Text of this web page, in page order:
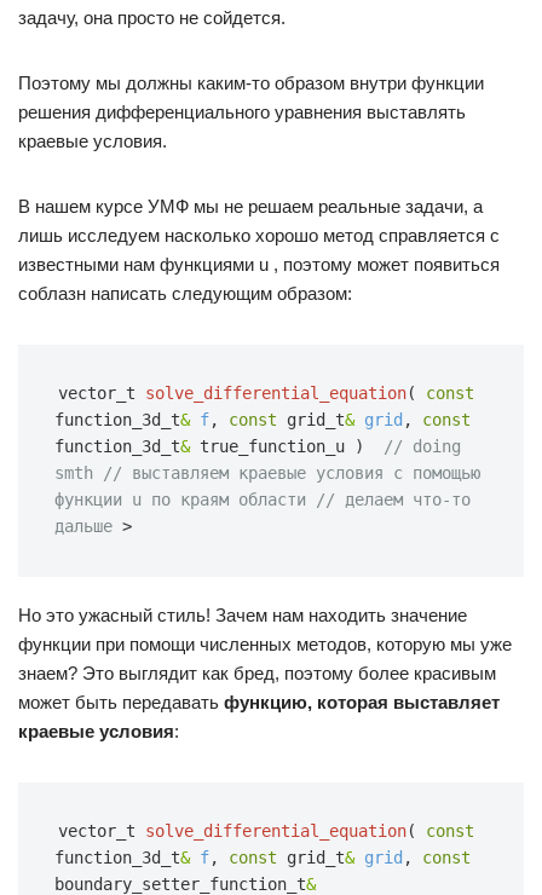
задачу, она просто не сойдется.
Поэтому мы должны каким-то образом внутри функции
решения дифференциального уравнения выставлять
краевые условия.
В нашем курсе УМФ мы не решаем реальные задачи, а
лишь исследуем насколько хорошо метод справляется с
известными нам функциями u , поэтому может появиться
соблазн написать следующим образом:
vector_t solve_differential_equation(
const
function_3d_t& f, const grid_t& grid ,
const
function_3d_t& true_function_u )
// doing
smth
// выставляем краевые условия с помощью
функции u по краям области
// делаем что-то
дальше >
Но это ужасный стиль! Зачем нам находить значение
функции при помощи численных методов, которую мы уже
знаем? Это выглядит как бред, поэтому более красивым
может быть передавать функцию, которая выставляет
краевые условия:
vector_t solve_differential_equation(
const
function_3d_t& f, const grid_t& grid ,
const
boundary_setter_function_t&